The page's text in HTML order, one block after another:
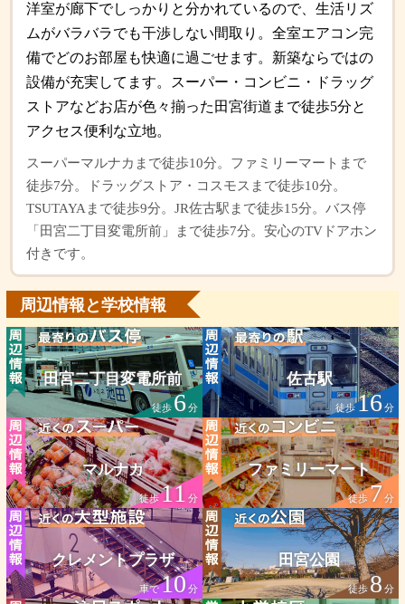
洋室が廊下でしっかりと分かれているので、生活リズ
ムがバラバラでも干渉しない間取り。全室エアコン完
備でどのお部屋も快適に過ごせます。新築ならではの
設備が充実してます。スーパー・コンビニ・ドラッグ
ストアなどお店が色々揃った田宮街道まで徒歩5分と
アクセス便利な立地。
スーパーマルナカまで徒歩10分。ファミリーマートまで
徒歩7分。ドラッグストア・コスモスまで徒歩10分。
TSUTAYAまで徒歩9分。JR佐古駅まで徒歩15分。バス停
「田宮二丁目変電所前」まで徒歩7分。安心のTVドアホン
付きです。
周辺情報と学校情報
田宮二丁目変電所前
徒歩6分
佐古駅
徒歩16分
マルナカ
徒歩11 分
ファミリーマート
徒歩7分
クレメントプラザ
車で10分
田宮公園
徒歩8 分